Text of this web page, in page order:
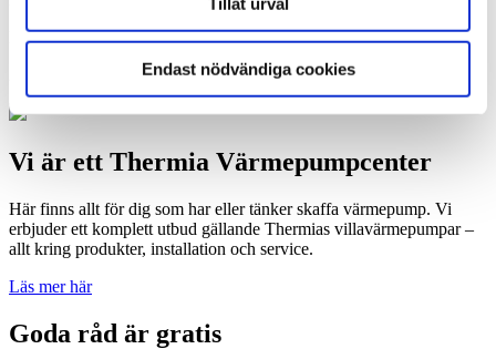
Endast nödvändiga cookies
Blåmesvägen 12, Södra Sandby
24735 Södra Sandby
Vi är ett Thermia Värmepumpcenter
Här finns allt för dig som har eller tänker skaffa värmepump. Vi
erbjuder ett komplett utbud gällande Thermias villavärmepumpar –
allt kring produkter, installation och service.
Läs mer här
Goda råd är gratis